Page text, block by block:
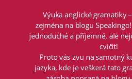
Výuka anglické gramatiky
zejména na blogu
jednoduché a příjemné, ale
cvičit!
Proto vás zvu na samotný
jazyka, kde je veškerá tato